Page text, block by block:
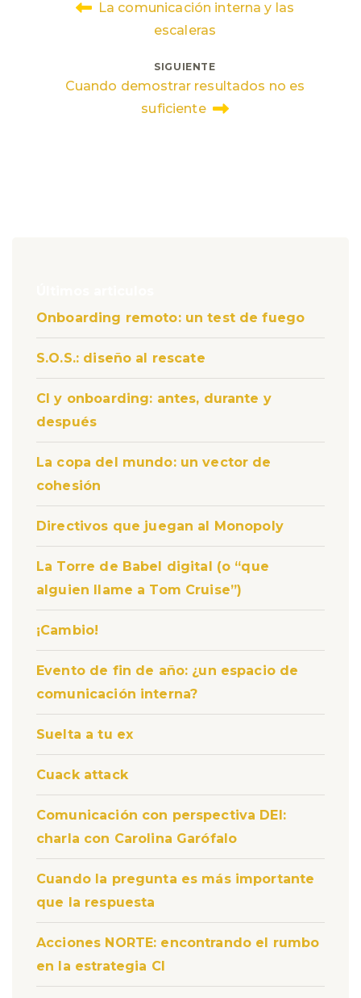
entradas
La comunicación interna y las
escaleras
SIGUIENTE
Cuando demostrar resultados no es
suficiente
Onboarding remoto: un test de fuego
S.O.S.: diseño al rescate
CI y onboarding: antes, durante y
después
La copa del mundo: un vector de
cohesión
Directivos que juegan al Monopoly
La Torre de Babel digital (o “que
alguien llame a Tom Cruise”)
¡Cambio!
Evento de fin de año: ¿un espacio de
comunicación interna?
Suelta a tu ex
Cuack attack
Comunicación con perspectiva DEI:
charla con Carolina Garófalo
Cuando la pregunta es más importante
que la respuesta
Acciones NORTE: encontrando el rumbo
en la estrategia CI